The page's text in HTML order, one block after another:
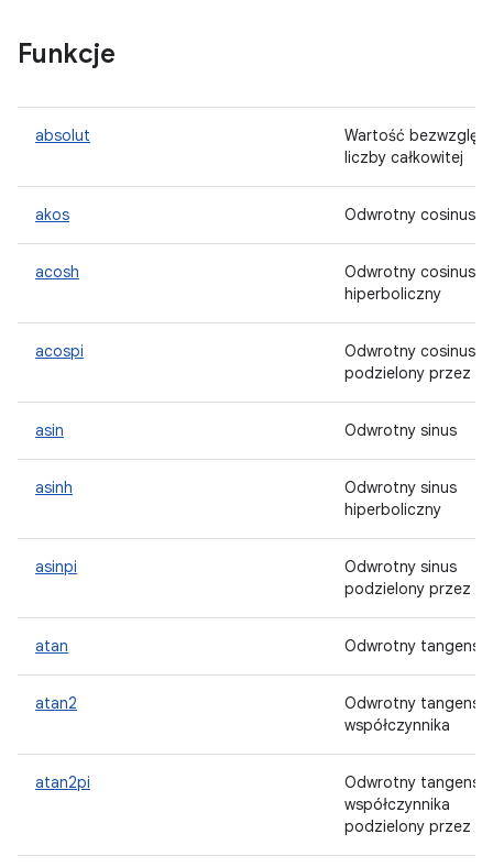
Funkcje
absolut
Wartość
liczby całkowitej
akos Odwrotny cosinus
acosh
Odwrotny cosinus
hiperboliczny
acospi
Odwrotny cosinus
podzielony przez pi
asin Odwrotny sinus
asinh
Odwrotny sinus
hiperboliczny
asinpi
Odwrotny sinus
podzielony przez pi
atan Odwrotny tangens
atan2
Odwrotny tangens
współczynnika
atan2pi
Odwrotny tangens
współczynnika
podzielony przez pi